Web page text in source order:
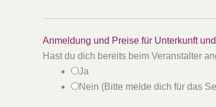
Anmeldung und Preise für Unterkunft
Hast du dich bereits beim Veranstalter
Ja
Nein (Bitte melde dich für das